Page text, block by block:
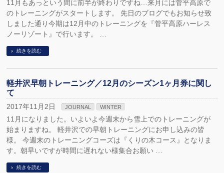
11月もあっという間に前半が終わりですね…来月には菅平高原で
のトレーニングがスタートします。 先日のブログでもお知らせ致
しました通り今期は12月中のトレーニングを『菅平高原ハーレス
ノーリゾート』で行います。 …
続きを読む
軽井沢早朝トレーニング／12月のシーズン1ヶ月券に関し
て
2017年11月2日 JOURNAL WINTER
11月になりました。いよいよ今週末から雪上でのトレーニングが
始まりますね。 軽井沢での早朝トレーニングにお申し込みの皆
様。 今週末のトレーニングコーズは『くりの木コース』となりま
す。朝早いですが時間に遅れない様集合お願い …
続きを読む